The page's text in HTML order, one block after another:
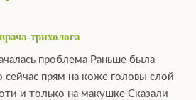
трихолога
проблема Раньше была
сейчас прям на коже головы слой
и только на макушке Сказали